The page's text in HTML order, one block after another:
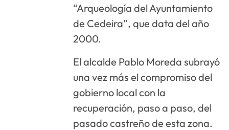
“Arqueología del Ayuntamiento
de Cedeira”, que data del año
2000.
El alcalde Pablo Moreda subrayó
una vez más el compromiso del
gobierno local con la
recuperación, paso a paso, del
pasado castreño de esta zona.